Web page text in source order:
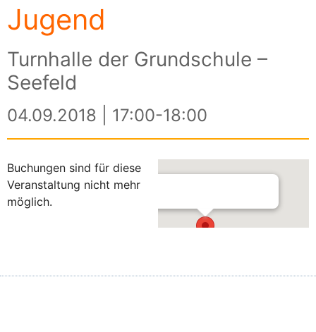
Jugend
Turnhalle der Grundschule –
Seefeld
04.09.2018 | 17:00-18:00
Buchungen sind für diese
Veranstaltung nicht mehr
möglich.
Turnhalle der Grundschule –